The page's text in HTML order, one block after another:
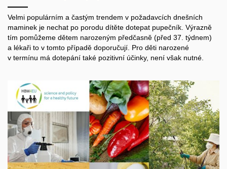
Velmi populárním a častým trendem v požadavcích dnešních
maminek je nechat po porodu dítěte dotepat pupečník. Výrazně
tím pomůžeme dětem narozeným předčasně (před 37. týdnem)
a lékaři to v tomto případě doporučují. Pro děti narozené
v termínu má dotepání také pozitivní účinky, není však nutné.